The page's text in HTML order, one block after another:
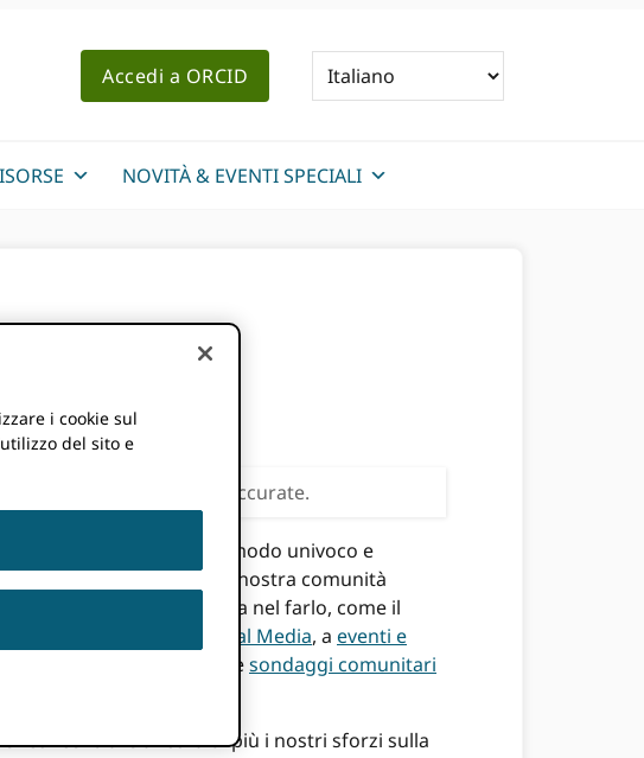
Accedi a ORCID
NOVITÀ & EVENTI SPECIALI
potrebbero essere inaccurate.
sono identificati in modo univoco e
di impegno con la nostra comunità
tuo iD e la tua esperienza nel farlo, come il
che hai da dire su Social Media, a eventi e
tramite il nostro regolaresondaggi comunitari
e sedi
concentrare ancora di più i nostri sforzi sulla
i cookie sul
del sito e